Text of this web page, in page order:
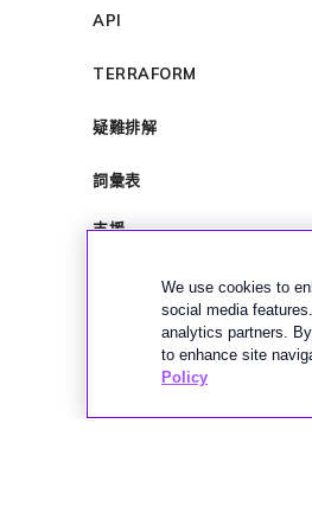
更新公司資訊
管理 Megaport Marketplace
新增和修改使用者
管理安全設定
檢視作業日誌
鎖定 Megaport 服務
Megaport 授權書
VXC 定價與合約條款
條款
MCR 定價與合約條款
指派財務角色
信用卡付款
客戶現場服務
下載帳單
MCR 計費
MVE 計費
VXC、Megaport Internet
API
管理使用者
建立服務金鑰
建立至 AWS 的 VXC
建立至 Azure 的 VXC
建立至 Google Cloud 的
建立 Megaport Internet 連
TERRAFORM
快速開始
建立 Megaport Terraform
Provider 設定檔
使用 Megaport Terraform
使用 Megaport 資源進行
Terraform 狀態管理
匯入現有生產服務
使用 Terraform MCP
Server（公開測試版）
Megaport Terraform
疑難排解
啟用
啟用 Port
容量錯誤
Port 與 VXC
Port 延遲
Port 或 VXC 封包遺失
吞吐量與效能
VXC 連線
MCR 中斷或無法使用
MCR 路由
MCR BGP 工作階段中斷
其他 MCR 問題
MVE 中斷或無法使用
MVE 網際網路連線
SD-WAN 管理連線
IX 連線
詞彙表
支援
聯繫支援
支援請求入口網站
瞭解支援請求
升級支援案件
傳送意見回饋
We use cookies to
social media
analytics partners.
to enhance site
Policy